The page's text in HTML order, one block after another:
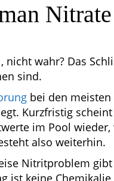
wahr? Das
sind.
bei den
Kurzfristig
im Pool
also weiterhin.
Nitritproblem